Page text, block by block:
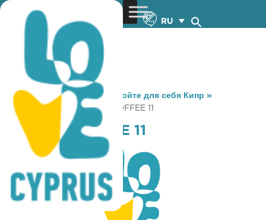
RU
You are here: Home »Откройте для себя Кипр »
Gastronomy
» URBANO COFFEE 11
URBANO COFFEE 11